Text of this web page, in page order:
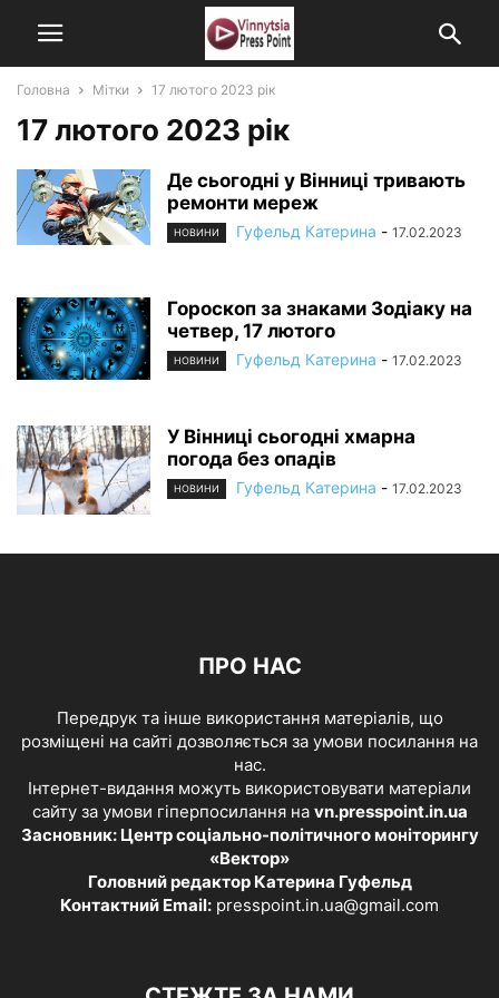
Головна Мітки 17 лютого 2023 рік
17 лютого 2023 рік
Де сьогодні у Вінниці тривають
ремонти мереж
НОВИНИ Гуфельд Катерина - 17.02.2023
Гороскоп за знаками Зодіаку на
четвер, 17 лютого
НОВИНИ Гуфельд Катерина - 17.02.2023
У Вінниці сьогодні хмарна
погода без опадів
НОВИНИ Гуфельд Катерина - 17.02.2023
ПРО НАС
Передрук та інше використання матеріалів, що
розміщені на сайті дозволяється за умови посилання на
нас.
Інтернет-видання можуть використовувати матеріали
сайту за умови гіперпосилання на vn.presspoint.in.ua
Засновник: Центр соціально-політичного моніторингу
«Вектор»
Головний редактор Катерина Гуфельд
Контактний Email: presspoint.in.ua@gmail.com